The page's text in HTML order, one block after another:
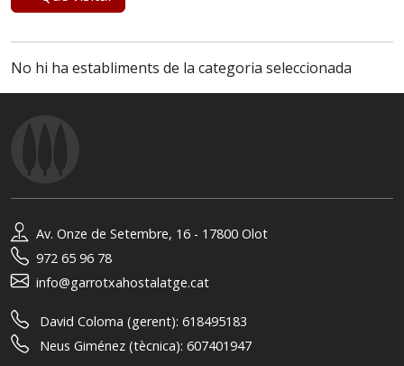
No hi ha establiments de la categoria seleccionada
Av. Onze de Setembre, 16 - 17800 Olot
972 65 96 78
info@garrotxahostalatge.cat
David Coloma (gerent): 618495183
Neus Giménez (tècnica): 607401947